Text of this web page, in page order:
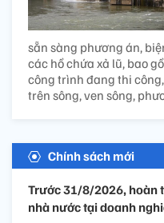
sẵn sàng phương án,
các hồ chứa xả lũ, bao
công trình đang thi
trên sông, ven sông,
Chính sách mới
Trước 31/8/2026, hoàn
nhà nước tại doanh